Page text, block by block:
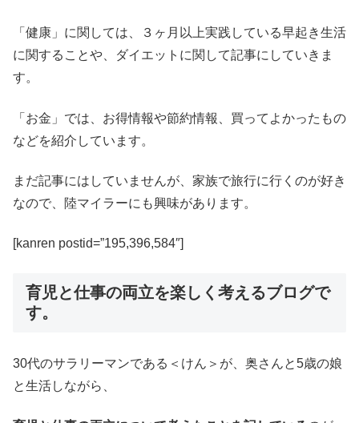
「健康」に関しては、３ヶ月以上実践している早起き生活
に関することや、ダイエットに関して記事にしていきま
す。
「お金」では、お得情報や節約情報、買ってよかったもの
などを紹介しています。
まだ記事にはしていませんが、家族で旅行に行くのが好き
なので、陸マイラーにも興味があります。
[kanren postid=”195,396,584″]
育児と仕事の両立を楽しく考えるブログで
す。
30代のサラリーマンである＜けん＞が、奥さんと5歳の娘
と生活しながら、